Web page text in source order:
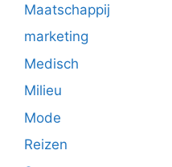
Maatschappij
marketing
Medisch
Milieu
Mode
Reizen